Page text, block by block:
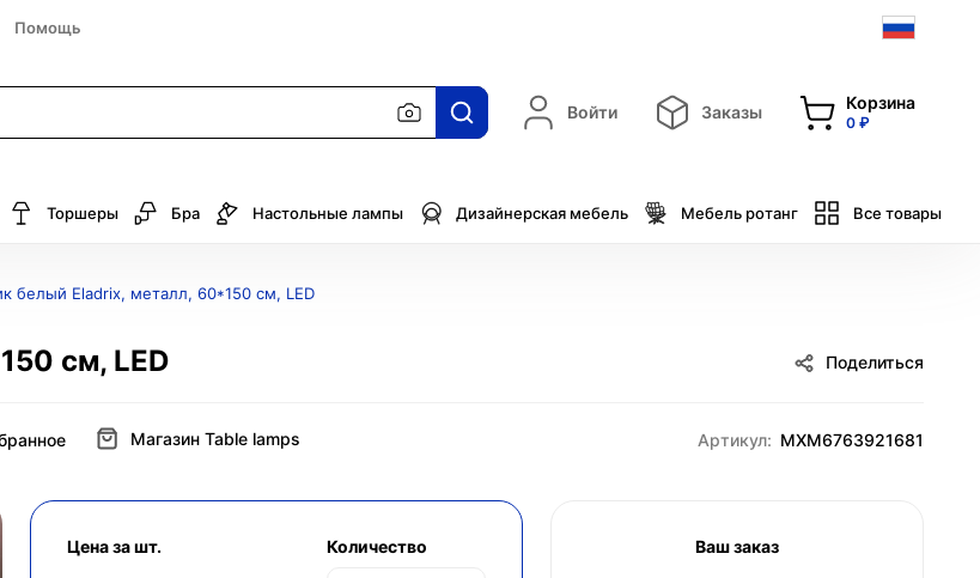
Помощь
Войти Заказы Корзина
0 ₽
Торшеры Бра Настольные лампы Дизайнерская мебель Мебель ротанг Все товары
белый Eladrix, металл, 60*150 см, LED
см, LED Поделиться
Магазин Table lamps Артикул: MXM6763921681
Цена за шт. Количество Ваш заказ